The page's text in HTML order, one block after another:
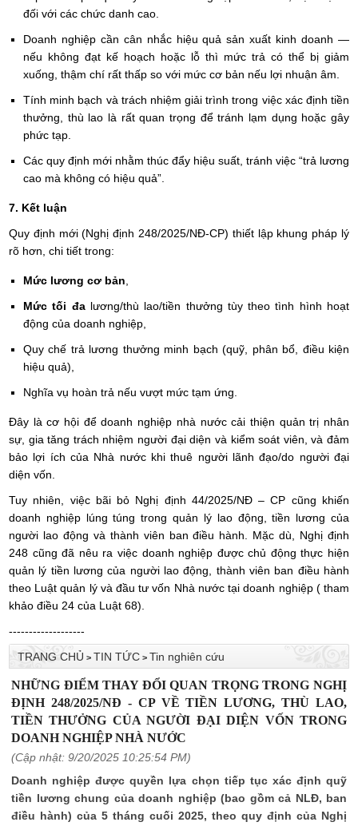
đối với các chức danh cao.
Doanh nghiệp cần cân nhắc hiệu quả sản xuất kinh doanh —
nếu không đạt kế hoạch hoặc lỗ thì mức trả có thể bị giảm
xuống, thậm chí rất thấp so với mức cơ bản nếu lợi nhuận âm.
Tính minh bạch và trách nhiệm giải trình trong việc xác định tiền
thưởng, thù lao là rất quan trọng để tránh lạm dụng hoặc gây
phức tạp.
Các quy định mới nhằm thúc đẩy hiệu suất, tránh việc “trả lương
cao mà không có hiệu quả”.
7. Kết luận
Quy định mới (Nghị định 248/2025/NĐ-CP) thiết lập khung pháp lý
rõ hơn, chi tiết trong:
Mức lương cơ bản
Mức tối đalương/thù lao/tiền thưởng tùy theo tình hình hoạt
động của doanh nghiệp,
Quy chế trả lương thưởng minh bạch (quỹ, phân bổ, điều kiện
hiệu quả),
Nghĩa vụ hoàn trả nếu vượt mức tạm ứng.
Đây là cơ hội để doanh nghiệp nhà nước cải thiện quản trị nhân
sự, gia tăng trách nhiệm người đại diện và kiểm soát viên, và đảm
bảo lợi ích của Nhà nước khi thuê người lãnh đạo/do người đại
diện vốn.
Tuy nhiên, việc bãi bỏ Nghị định 44/2025/NĐ – CP cũng khiến
doanh nghiệp lúng túng trong quản lý lao động, tiền lương của
người lao động và thành viên ban điều hành. Mặc dù, Nghị định
248 cũng đã nêu ra việc doanh nghiệp được chủ động thực hiện
quản lý tiền lương của người lao động, thành viên ban điều hành
theo Luật quản lý và đầu tư vốn Nhà nước tại doanh nghiệp ( tham
khảo điều 24 của Luật 68).
-------------------
TRANG CHỦ > TIN TỨC > Tin nghiên cứu
NHỮNG ĐIỂM THAY ĐỔI QUAN TRỌNG TRONG NGHỊ
ĐỊNH 248/2025/NĐ - CP VỀ TIỀN LƯƠNG, THÙ LAO,
TIỀN THƯỞNG CỦA NGƯỜI ĐẠI DIỆN VỐN TRONG
DOANH NGHIỆP NHÀ NƯỚC
(Cập nhật: 9/20/2025 10:25:54 PM)
Doanh nghiệp được quyền lựa chọn tiếp tục xác định quỹ
tiền lương chung của doanh nghiệp (bao gồm cả NLĐ, ban
điều hành) của 5 tháng cuối 2025, theo quy định của Nghị